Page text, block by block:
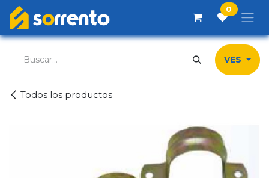
Ir al contenido 0
Todos los productos
VES